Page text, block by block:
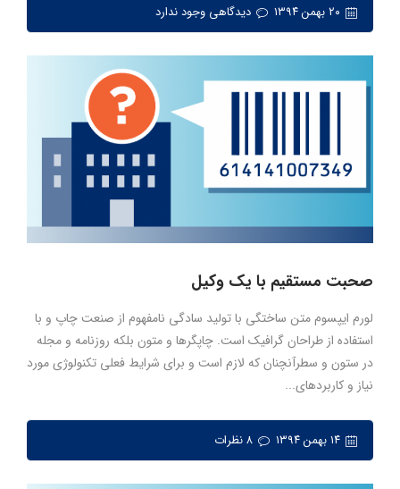
دیدگاهی وجود ندارد
صحبت مستقیم با یک وکیل
لورم ایپسوم متن ساختگی با تولید سادگی نامفهوم از صنعت چاپ و با
استفاده از طراحان گرافیک است. چاپگرها و متون بلکه روزنامه و مجله
در ستون و سطرآنچنان که لازم است و برای شرایط فعلی تکنولوژی مورد
نیاز و کاربردهای...
۱۴ بهمن ۱۳۹۴ ۸ نظرات